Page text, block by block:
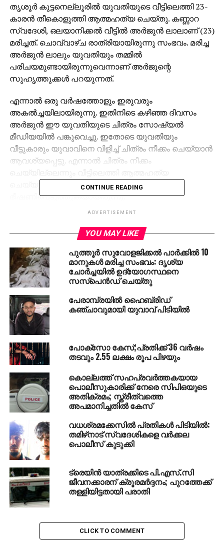
തൃശൂര്‍ കുട്ടനെല്ലൂരിൽ യുവതിയുടെ വീട്ടിലെത്തി 23-
കാരന്‍ തീകൊളുത്തി ആത്മഹത്യ ചെയ്തു. കണ്ണാറ
സ്വദേശി, ഒലയാനിക്കല്‍ വീട്ടില്‍ അര്‍ജുന്‍ ലാലാണ് (23)
മരിച്ചത്. ചൊവ്വാഴ്ച രാത്രിയായിരുന്നു സംഭവം. മരിച്ച
അര്‍ജുന്‍ ലാലും യുവതിയും തമ്മിൽ
പരിചയമുണ്ടായിരുന്നുവെന്നാണ് അര്‍ജുന്റെ
സുഹൃത്തുക്കള്‍ പറയുന്നത്.
എന്നാല്‍ ഒരു വര്‍ഷത്തോളും ഇരുവരും
അകല്‍ച്ചയിലായിരുന്നു. ഇതിനിടെ കഴിഞ്ഞ ദിവസം
അര്‍ജുന്‍ ഈ യുവതിയുടെ ചിത്രം സോഷ്യല്‍
മീഡിയയില്‍ പങ്കുവെച്ചു. ഇതോടെ യുവതിയും
വീട്ടുകാരും യുവാവിനെ വിളിച്ച് ചിത്രം നീക്കം ചെയ്യാന്‍
ആവശ്യപ്പെട്ടു. എന്നാല്‍ ചിത്രം നീക്കം
ചെയ്യുമെന്നും പറഞ്ഞ് അര്‍ജുന്‍ യുവതിയെ
ഭീഷണിപ്പെടുത്തുകയായിരുന്നു.
സുഹൃത്തുക്കള്‍ക്കിടയില്‍നിന്നാണ് അര്‍ജുന്‍
യുവതിയുടെ വീട്ടിലേക്ക് പോകുന്നത്. തുടര്‍ന്ന്
യുവതിയുടെ വീടിനു പുറത്തുവെച്ച് പെട്രോള്‍ ദേഹത്ത്
ഒഴിച്ച് സിറ്റൗട്ടില്‍ കയറി തീ കൊളുത്തുകയായിരുന്നു.
ഇതിനിടെ യുവതിയുടെ വീടിന്റെ ചില്ലുകള്‍ യുവാവ്
എറിഞ്ഞുടയ്ക്കുകയും ചെയ്തു.
വിവരമറിഞ്ഞെത്തിയ ഒല്ലൂര്‍ പൊലീസാണ്
പൊള്ളലേറ്റനിലയില്‍ യുവാവിനെ ആശുപത്രിയിലേക്ക്
മാറ്റിയത്. ഗുരുതരമായി പൊള്ളലേറ്റ അര്‍ജുന്‍ ലാല്‍
ചികിത്സയിലിരിക്കെ തന്നെ മരണപ്പെടുകയായിരുന്നു.
പൊലീസ് ഇന്‍ക്വസ്റ്റ് നടപടികളെല്ലാം
പൂര്‍ത്തിയാക്കിയിട്ടുണ്ട്. പോസ്റ്റുമോര്‍ട്ടം
നടപടികള്‍ക്കായി മൃതദേഹം ഇപ്പോള്‍
കൊണ്ടുപോയിരിക്കുകയാണ്.
RELATED TOPICS: SUICIDE
CONTINUE READING
ADVERTISEMENT
YOU MAY LIKE
പുത്തൂര്‍ സുവോളജിക്കല്‍ പാര്‍ക്കില്‍ 10
മാനുകള്‍ മരിച്ച സംഭവം: ദൃശ്യ
ചോര്‍ച്ചയില്‍ ഉദ്യോഗസ്ഥനെ
സസ്പെന്‍ഡ് ചെയ്തു
പേരാമ്പ്രയില്‍ ഹൈബ്രിഡ്
കഞ്ചാവുമായി യുവാവ് പിടിയില്‍
പോക്‌സോ കേസ്;പ്രതിക്ക് 36 വര്‍ഷം
തടവും 2.55 ലക്ഷം രൂപ പിഴയും
കൊല്ലത്ത് സഹപ്രവര്‍ത്തകയായ
പൊലീസുകാരിക്ക് നേരെ സിപിഒയുടെ
അതിക്രമം; സ്ത്രീത്വത്തെ
അപമാനിച്ചതില്‍ കേസ്
വധശ്രമക്കേസില്‍ പ്രതികള്‍ പിടിയില്‍:
തമിഴ്‌നാട് സ്വദേശികളെ വര്‍ക്കല
പൊലീസ് കുടുക്കി
ട്രെയിന്‍ യാത്രക്കിടെ പി.എസ്.സി
ജീവനക്കാരന് ക്രൂരമര്‍ദ്ദനം; പുറത്തേക്ക്
തള്ളിയിട്ടതായി പരാതി
CLICK TO COMMENT